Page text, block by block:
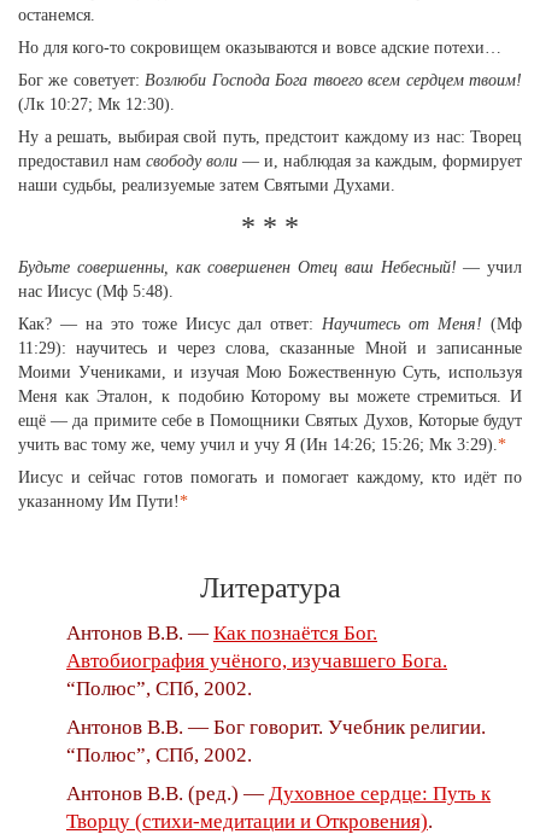
останемся.
Но для кого-то сокровищем оказываются и вовсе адские потехи…
Бог же советует:Возлюби Господа Бога твоего всем сердцем твоим!
(Лк 10:27; Мк 12:30).
Ну а решать, выбирая свой путь, предстоит каждому из нас: Творец
предоставил нам свободу воли — и, наблюдая за каждым, формирует
наши судьбы, реализуемые затем Святыми Духами.
* * *
Будьте совершенны, как совершенен Отец ваш Небесный! — учил
нас Иисус (Мф 5:48).
Как? — на это тоже Иисус дал ответ:Научитесь от Меня! (Мф
11:29): научитесь и через слова, сказанные Мной и записанные
Моими Учениками, и изучая Мою Божественную Суть, используя
Меня как Эталон, к подобию Которому вы можете стремиться. И
ещё — да примите себе в Помощники Святых Духов, Которые будут
учить вас тому же, чему учил и учу Я (Ин 14:26; 15:26; Мк 3:29).*
Иисус и сейчас готов помогать и помогает каждому, кто идёт по
указанному Им Пути!*
Литература
Антонов В.В. — Как познаётся Бог.
Автобиография учёного, изучавшего Бога.
“Полюс”, СПб, 2002.
Антонов В.В. — Бог говорит. Учебник религии.
“Полюс”, СПб, 2002.
Антонов В.В. (ред.) — Духовное сердце: Путь к
Творцу (стихи-медитации и Откровения).